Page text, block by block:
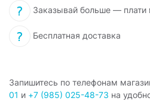
Заказывай больше —
Бесплатная доставка
Запишитесь по телефонам
01 и +7 (985) 025-48-73 на